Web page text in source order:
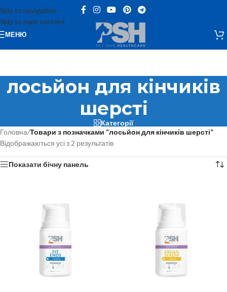
Skip to navigation
Skip to main content
МЕНЮ
лосьйон для кінчиків
шерсті
Категорії
Головна/Товари з позначками “лосьйон для кінчиків шерсті”
Відображаються усі з 2 результатів
Показати бічну панель